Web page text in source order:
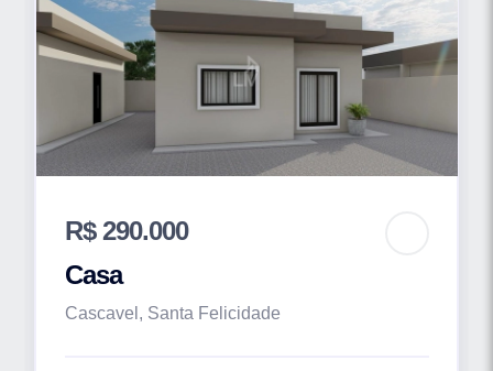
R$ 290.000
Casa
Cascavel, Santa Felicidade